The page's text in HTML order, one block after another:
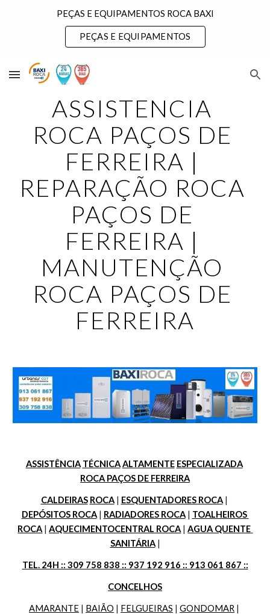
Skip to main content
PEÇAS E EQUIPAMENTOS ROCA BAXI
PEÇAS E EQUIPAMENTOS
ASSISTENCIA
ROCA PAÇOS DE
FERREIRA |
REPARAÇÃO ROCA
PAÇOS DE
FERREIRA |
MANUTENÇÃO
ROCA PAÇOS DE
FERREIRA
ASSISTÊNCIA TÉCNICA ALTAMENTE ESPECIALIZADA
ROCA PAÇOS DE FERREIRA
CALDEIRAS ROCA | ESQUENTADORES ROCA
DEPÓSITOS ROCA | RADIADORES ROCA | TOALHEIROS
ROCA | AQUECIMENTOCENTRAL ROCA | AGUA QUENTE
SANITÁRIA |
TEL. 24H :: 309 758 838 :: 937 192 916 :: 913 061 867 ::
CONCELHOS
AMARANTE | BAIÃO | FELGUEIRAS | GONDOMAR